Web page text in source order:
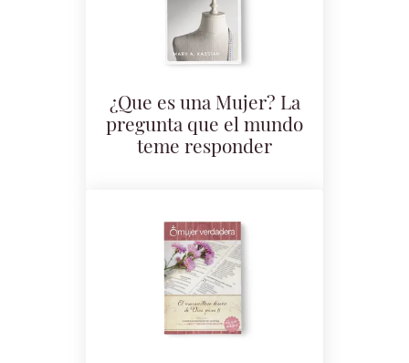
¿Que es una Mujer? La
pregunta que el mundo
teme responder